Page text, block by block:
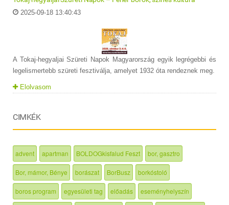
2025-09-18 13:40:43
A Tokaj-hegyaljai Szüreti Napok Magyarország egyik legrégebbi és
legelismertebb szüreti fesztiválja, amelyet 1932 óta rendeznek meg.
Elolvasom
CIMKÉK
advent apartman BOLDOGkisfalud Feszt bor, gasztro
Bor, mámor, Bénye borászat BorBusz borkóstoló
boros program egyesületi tag előadás eseményhelyszín